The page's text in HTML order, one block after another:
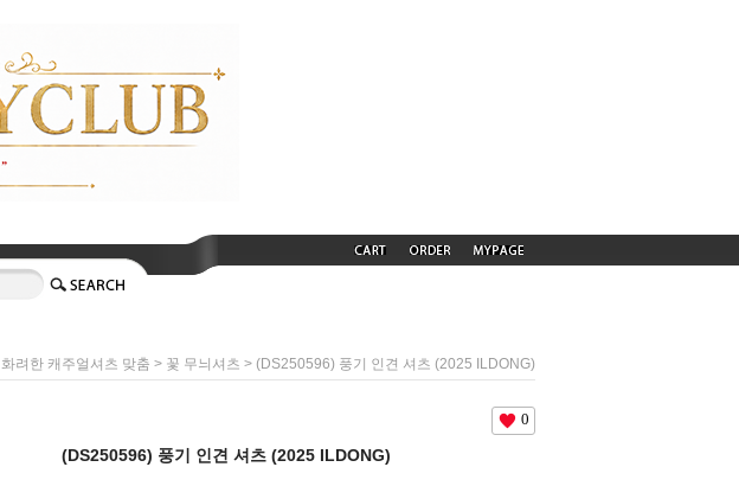
화려한 캐주얼셔츠 맞춤 > 꽃 무늬셔츠 > (DS250596) 풍기 인견 셔츠 (2025 ILDONG)
0
(DS250596) 풍기 인견 셔츠 (2025 ILDONG)